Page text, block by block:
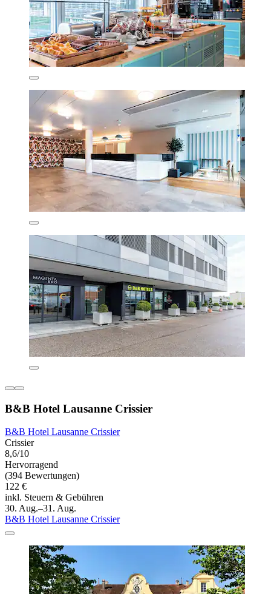
B&B Hotel Lausanne Crissier
B&B Hotel Lausanne Crissier
Crissier
8,6/10
Hervorragend
(394 Bewertungen)
122 €
inkl. Steuern & Gebühren
30. Aug.–31. Aug.
B&B Hotel Lausanne Crissier